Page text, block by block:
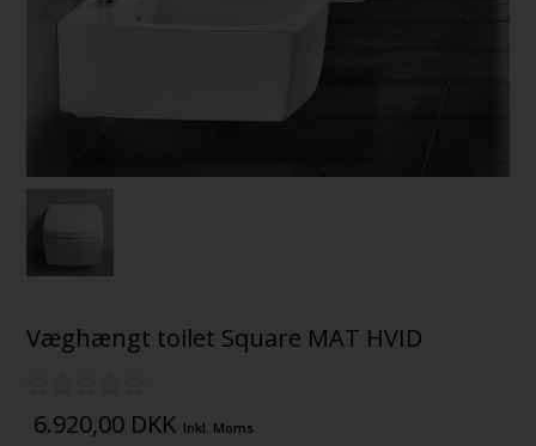
Væghængt toilet Square MAT HVID
6.920,00 DKK Inkl. Moms